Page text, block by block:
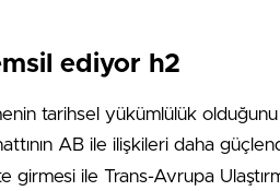
ediyor h2
tarihsel yükümlülük
AB ile ilişkileri daha
girmesi ile Trans-Avrupa